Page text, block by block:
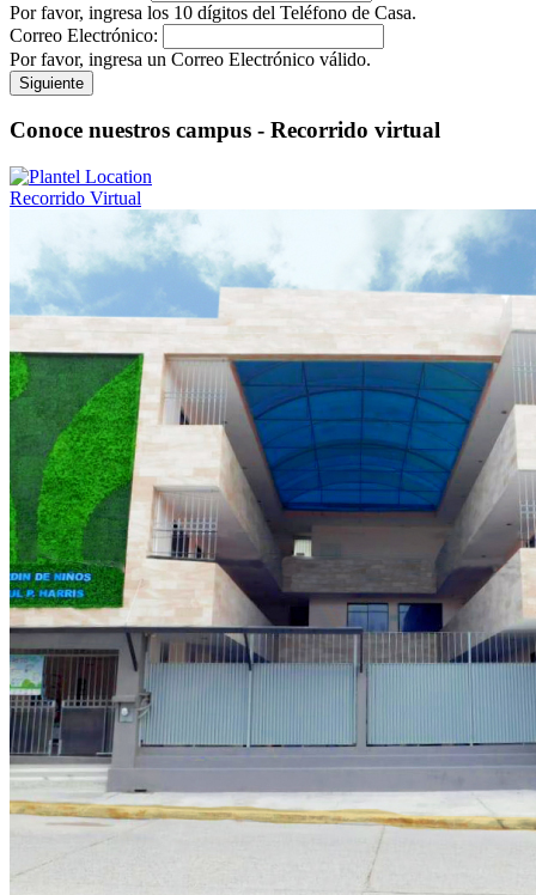
Por favor, ingresa los 10 dígitos del Teléfono de Casa.
Correo Electrónico:
Por favor, ingresa un Correo Electrónico válido.
Siguiente
Conoce nuestros campus - Recorrido virtual
Recorrido Virtual